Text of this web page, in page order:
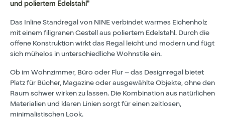
und poliertem Edelstahl"
Das Inline Standregal von NINE verbindet warmes Eichenholz
mit einem filigranen Gestell aus poliertem Edelstahl. Durch die
offene Konstruktion wirkt das Regal leicht und modern und fügt
sich mühelos in unterschiedliche Wohnstile ein.
Ob im Wohnzimmer, Büro oder Flur – das Designregal bietet
Platz für Bücher, Magazine oder ausgewählte Objekte, ohne den
Raum schwer wirken zu lassen. Die Kombination aus natürlichen
Materialien und klaren Linien sorgt für einen zeitlosen,
minimalistischen Look.